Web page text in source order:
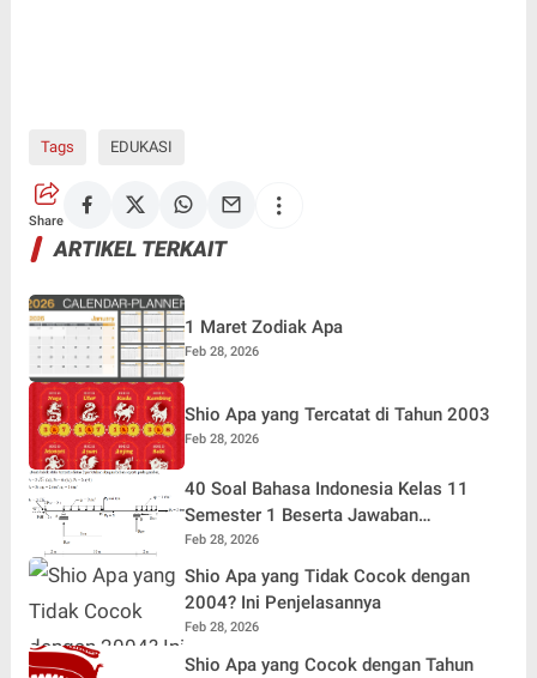
Tags EDUKASI
Share
ARTIKEL TERKAIT
1 Maret Zodiak Apa
Feb 28, 2026
Shio Apa yang Tercatat di Tahun 2003
Feb 28, 2026
40 Soal Bahasa Indonesia Kelas 11
Semester 1 Beserta Jawaban
Terlengkap
Feb 28, 2026
Shio Apa yang Tidak Cocok dengan
2004? Ini Penjelasannya
Feb 28, 2026
Shio Apa yang Cocok dengan Tahun